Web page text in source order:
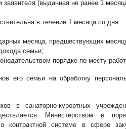
заявителя (выданная не ранее 1
в течение 1 месяца со дня
месяца, предшествующих
семьи;
порядке по месту
его семьи на обработку
в санаторно-курортных
Министерством в
контрактной системе в сфере